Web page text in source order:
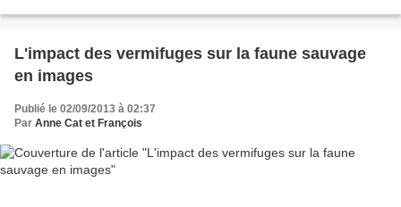
L'impact des vermifuges sur la faune sauvage
en images
Publié le 02/09/2013 à 02:37
Par Anne Cat et François